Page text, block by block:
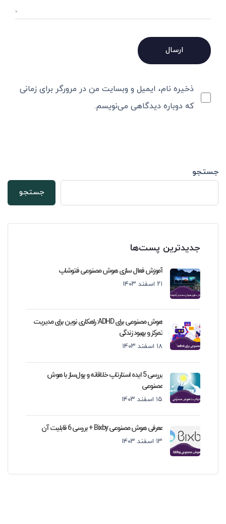
ذخیره نام، ایمیل و وبسایت من در مرورگر برای زمانی
که دوباره دیدگاهی می‌نویسم.
جستجو
جستجو
جدیدترین پست‌ها
آموزش فعال سازی هوش مصنوعی فتوشاپ
۲۱ اسفند ۱۴۰۳
هوش مصنوعی برای ADHD: راهکاری نوین برای مدیریت
تمرکز و بهبود زندگی
۱۸ اسفند ۱۴۰۳
بررسی 5 ایده استارتاپ خلاقانه و پول‌ساز با هوش
مصنوعی
۱۵ اسفند ۱۴۰۳
معرفی هوش مصنوعی Bixby + بررسی 6 قابلیت آن
۱۳ اسفند ۱۴۰۳